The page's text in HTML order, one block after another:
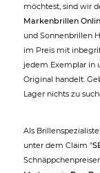
möchtest, sind wir
Markenbrillen
und Sonnenbrillen
im Preis mit
jedem Exemplar in
Original handelt.
Lager nichts zu
Als
unter dem Claim "